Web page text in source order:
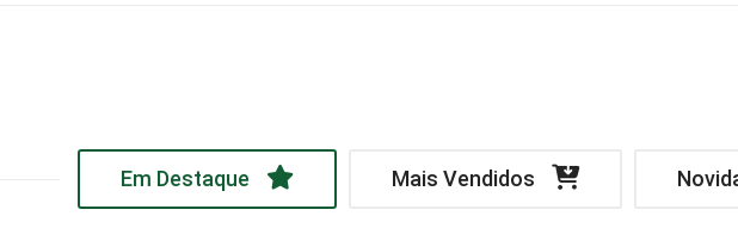
Em Destaque Mais Vendidos